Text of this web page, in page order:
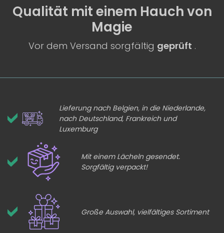
Qualität mit einem Hauch von
Magie
Vor dem Versand sorgfältig geprüft .
Lieferung nach Belgien, in die Niederlande,
nach Deutschland, Frankreich und
Luxemburg
Mit einem Lächeln gesendet.
Sorgfältig verpackt!
Große Auswahl, vielfältiges Sortiment